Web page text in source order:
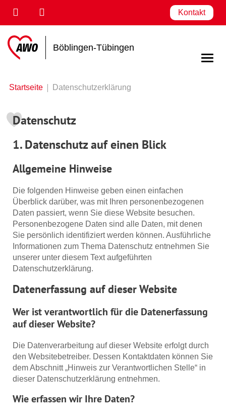
Kontakt
Böblingen-Tübingen
Startseite Datenschutzerklärung
Datenschutz
1. Datenschutz auf einen Blick
Allgemeine Hinweise
Die folgenden Hinweise geben einen einfachen
Überblick darüber, was mit Ihren personenbezogenen
Daten passiert, wenn Sie diese Website besuchen.
Personenbezogene Daten sind alle Daten, mit denen
Sie persönlich identifiziert werden können. Ausführliche
Informationen zum Thema Datenschutz entnehmen Sie
unserer unter diesem Text aufgeführten
Datenschutzerklärung.
Datenerfassung auf dieser Website
Wer ist verantwortlich für die Datenerfassung
auf dieser Website?
Die Datenverarbeitung auf dieser Website erfolgt durch
den Websitebetreiber. Dessen Kontaktdaten können Sie
dem Abschnitt „Hinweis zur Verantwortlichen Stelle“ in
dieser Datenschutzerklärung entnehmen.
Wie erfassen wir Ihre Daten?